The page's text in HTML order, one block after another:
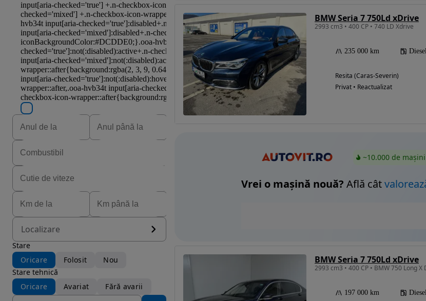
finantare
Localizare
Stare
Oricare
Folosit
Nou
Stare tehnică
Oricare
Avariat Fără avarii
BMW Seria 7 750Ld xDrive
2993 cm3 • 400 CP • 740 LD Xdrive
235 000 km
Resita (Caras-Severin)
Privat • Reactualizat
~10.000 de
Vrei o mașină nouă? Află cât
BMW Seria 7 750Ld xDrive
2993 cm3 • 400 CP • BMW 750 Long X
197 000 km